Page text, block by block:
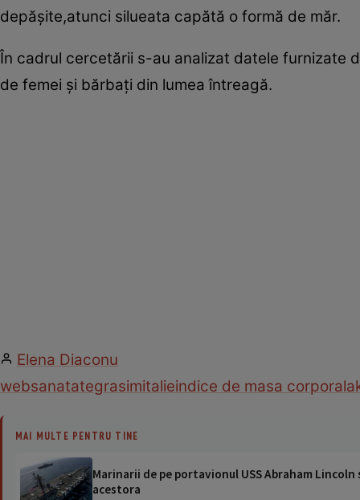
depăşite,atunci silueata capătă o formă de măr.
În cadrul cercetării s-au analizat datele furnizate
de femei şi bărbaţi din lumea întreagă.
Elena Diaconu
websanatategrasimitalieindice de masa corporala
MAI MULTE PENTRU TINE
Marinarii de pe portavionul USS Abraham
acestora